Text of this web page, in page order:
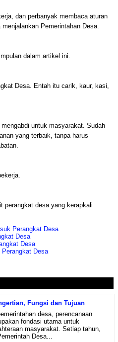
dan perbanyak membaca aturan
Pemerintahan Desa.
dalam artikel ini.
Desa. Entah itu carik, kaur, kasi,
untuk masyarakat. Sudah
yang terbaik, tanpa harus
perangkat desa yang kerapkali
Perangkat Desa
Desa
Desa
Perangkat Desa
Fungsi dan Tujuan
desa, perencanaan
fondasi utama untuk
masyarakat. Setiap tahun,
Desa...